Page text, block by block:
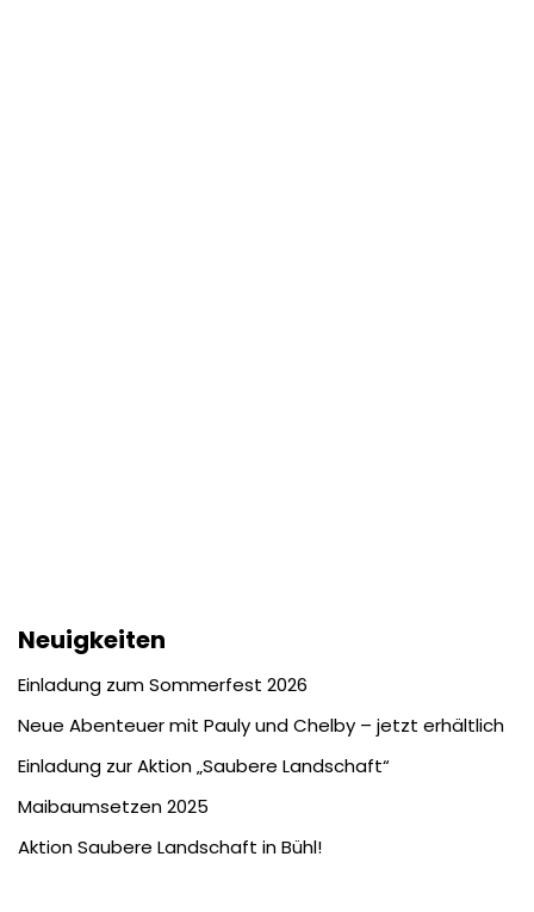
Neuigkeiten
Einladung zum Sommerfest 2026
Neue Abenteuer mit Pauly und Chelby – jetzt erhältlich
Einladung zur Aktion „Saubere Landschaft“
Maibaumsetzen 2025
Aktion Saubere Landschaft in Bühl!